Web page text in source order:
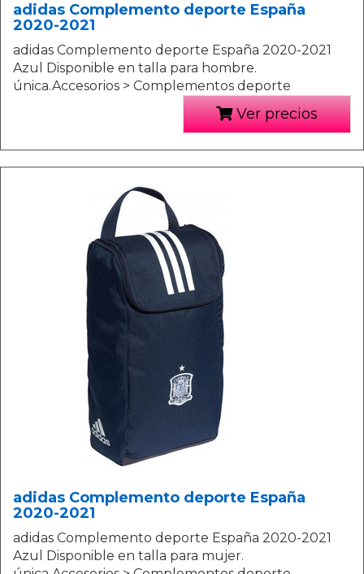
adidas Complemento deporte España
2020-2021
adidas Complemento deporte España 2020-2021
Azul Disponible en talla para hombre.
única.Accesorios > Complementos deporte
Ver precios
adidas Complemento deporte España
2020-2021
adidas Complemento deporte España 2020-2021
Azul Disponible en talla para mujer.